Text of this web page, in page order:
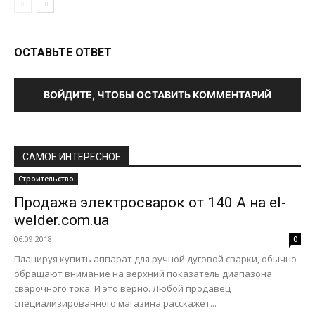
ОСТАВЬТЕ ОТВЕТ
ВОЙДИТЕ, ЧТОБЫ ОСТАВИТЬ КОММЕНТАРИЙ
САМОЕ ИНТЕРЕСНОЕ
Строительство
Продажа электросварок от 140 А на el-
welder.com.ua
06.09.2018 0
Планируя купить аппарат для ручной дуговой сварки, обычно
обращают внимание на верхний показатель диапазона
сварочного тока. И это верно. Любой продавец
специализированного магазина расскажет...